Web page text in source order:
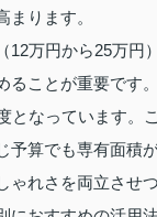
まります。
12万円から25万円
ることが重要です
となっています。
予算でも専有面積
ゃれさを両立させ